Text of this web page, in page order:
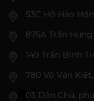
53C Hồ Hảo
875A Trần
149 Trần Bình
780 Võ Văn
03 Dân Chủ,